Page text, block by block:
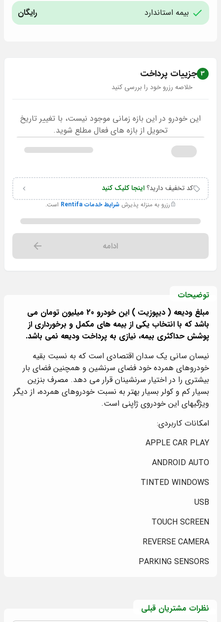
بیمه استاندارد رایگان
3 جزییات پرداخت
خلاصه رزرو خود را بررسی کنید
این خودرو در این بازه زمانی موجود نیست، با تغییر تاریخ
تحویل از بازه های فعال مطلع شوید.
کد تخفیف دارید؟اینجا کلیک کنید
رزرو به منزله پذیرششرایط خدمات Rentifa است.
ادامه
توضیحات
مبلغ ودیعه ( دیپوزیت ) این خودرو 20 میلیون تومان می
باشد که با انتخاب یکی از بیمه های مکمل و برخورداری از
پوشش حداکثری بیمه، نیازی به پرداخت ودیعه نمی باشد.
نیسان سانی یک سدان اقتصادی است که به نسبت بقیه
خودروهای همرده خود فضای سرنشین و همچنین فضای بار
بیشتری را در اختیار سرنشینان قرار می دهد. مصرف بنزین
بسیار کم و کولر بسیار بهتر به نسبت خودروهای همرده، از دیگر
ویژگیهای این خودروی ژاپنی است.
امکانات کاربردی:
APPLE CAR PLAY
ANDROID AUTO
TINTED WINDOWS
USB
TOUCH SCREEN
REVERSE CAMERA
PARKING SENSORS
نظرات مشتریان قبلی